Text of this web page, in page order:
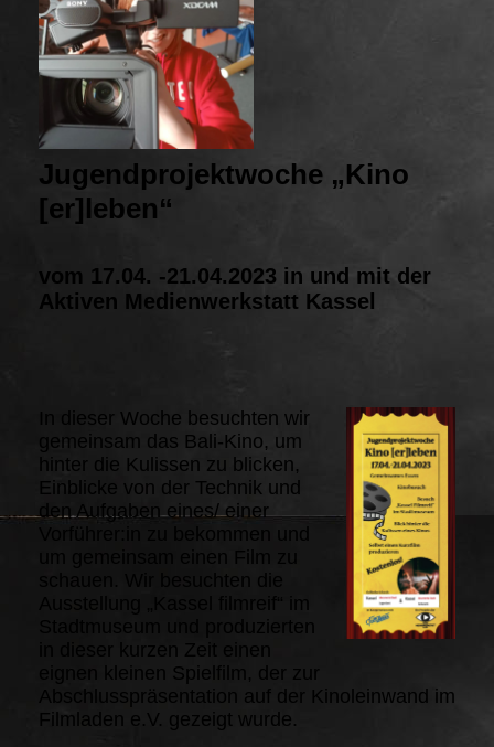
Jugendprojektwoche „Kino
[er]leben“
vom 17.04. -21.04.2023 in und mit der
Aktiven Medienwerkstatt Kassel
In dieser Woche besuchten wir
gemeinsam das Bali-Kino, um
hinter die Kulissen zu blicken,
Einblicke von der Technik und
den Aufgaben eines/ einer
Vorführer:in zu bekommen und
um gemeinsam einen Film zu
schauen. Wir besuchten die
Ausstellung „Kassel filmreif“ im
eignen kleinen Spielfilm, der zur
Abschlusspräsentation auf der Kinoleinwand im
Filmladen e.V. gezeigt wurde.